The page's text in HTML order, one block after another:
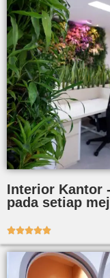
Interior Kantor
pada setiap
